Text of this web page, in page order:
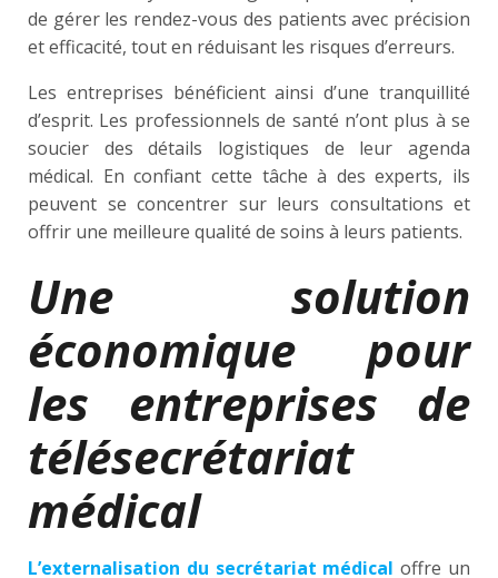
de gérer les rendez-vous des patients avec précision
et efficacité, tout en réduisant les risques d’erreurs.
Les entreprises bénéficient ainsi d’une tranquillité
d’esprit. Les professionnels de santé n’ont plus à se
soucier des détails logistiques de leur agenda
médical. En confiant cette tâche à des experts, ils
peuvent se concentrer sur leurs consultations et
offrir une meilleure qualité de soins à leurs patients.
Une solution
économique pour
les entreprises de
télésecrétariat
médical
L’externalisation du secrétariat médical offre un